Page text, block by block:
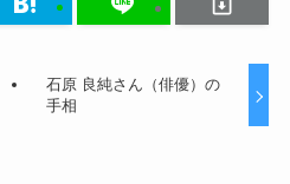
石原 良純さん（俳優）の
手相